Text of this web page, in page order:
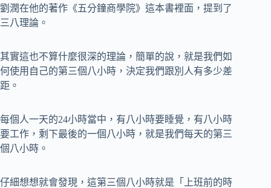
劉潤在他的著作《五分鐘商學院》這本書裡面，提到了
三八理論。
其實這也不算什麼很深的理論，簡單的說，就是我們如
何使用自己的第三個八小時，決定我們跟別人有多少差
距。
每個人一天的24小時當中，有八小時要睡覺，有八小時
要工作，剩下最後的一個八小時，就是我們每天的第三
個八小時。
仔細想想就會發現，這第三個八小時就是「上班前的時